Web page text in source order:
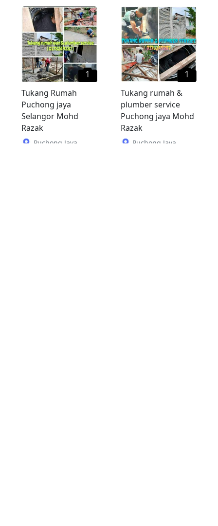
1
Tukang Rumah
Puchong jaya
Selangor Mohd
Razak
Puchong Jaya
1
Tukang rumah &
plumber service
Puchong jaya Mohd
Razak
Puchong Jaya